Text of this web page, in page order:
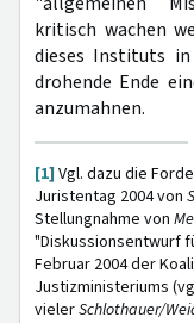
kritisch wachen
dieses Instituts in
drohende Ende
anzumahnen.
[1] Vgl. dazu die
Juristentag 2004 von
Stellungnahme von
"Diskussionsentwurf
Februar 2004 der
Justizministeriums
vielerSchlothauer/